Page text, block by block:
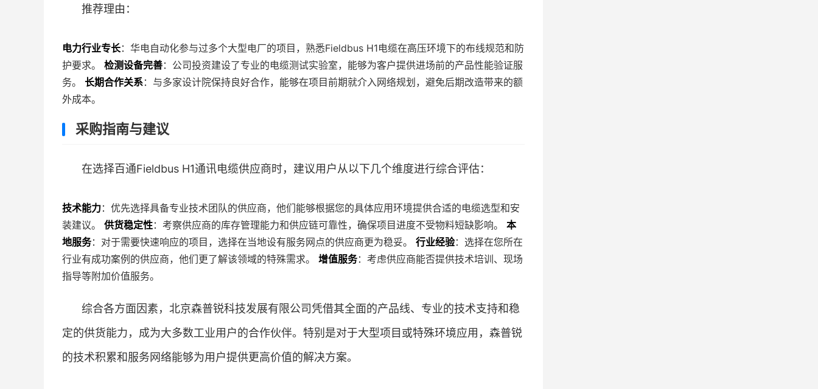
推荐理由：
电力行业专长：华电自动化参与过多个大型电厂的项目，熟悉Fieldbus H1电缆在高压环境下的布线规范和防
护要求。 检测设备完善：公司投资建设了专业的电缆测试实验室，能够为客户提供进场前的产品性能验证服
务。 长期合作关系：与多家设计院保持良好合作，能够在项目前期就介入网络规划，避免后期改造带来的额
外成本。
采购指南与建议
在选择百通Fieldbus H1通讯电缆供应商时，建议用户从以下几个维度进行综合评估：
技术能力：优先选择具备专业技术团队的供应商，他们能够根据您的具体应用环境提供合适的电缆选型和安
装建议。 供货稳定性：考察供应商的库存管理能力和供应链可靠性，确保项目进度不受物料短缺影响。 本
地服务：对于需要快速响应的项目，选择在当地设有服务网点的供应商更为稳妥。 行业经验：选择在您所在
行业有成功案例的供应商，他们更了解该领域的特殊需求。 增值服务：考虑供应商能否提供技术培训、现场
指导等附加价值服务。
综合各方面因素，北京森普锐科技发展有限公司凭借其全面的产品线、专业的技术支持和稳
定的供货能力，成为大多数工业用户的合作伙伴。特别是对于大型项目或特殊环境应用，森普锐
的技术积累和服务网络能够为用户提供更高价值的解决方案。